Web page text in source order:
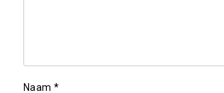
Naam *